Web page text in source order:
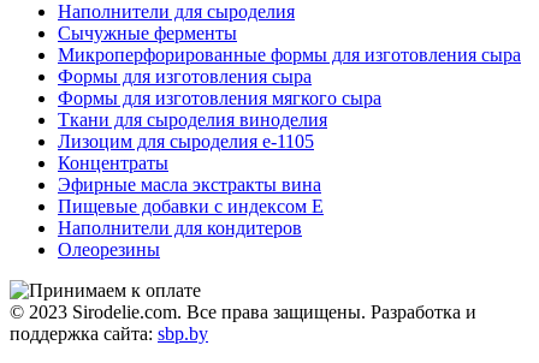
Наполнители для сыроделия
Сычужные ферменты
Микроперфорированные формы для изготовления сыра
Формы для изготовления сыра
Формы для изготовления мягкого сыра
Ткани для сыроделия виноделия
Лизоцим для сыроделия e-1105
Концентраты
Эфирные масла экстракты вина
Пищевые добавки с индексом Е
Наполнители для кондитеров
Олеорезины
© 2023 Sirodelie.com. Все права защищены. Разработка и
поддержка сайта: sbp.by